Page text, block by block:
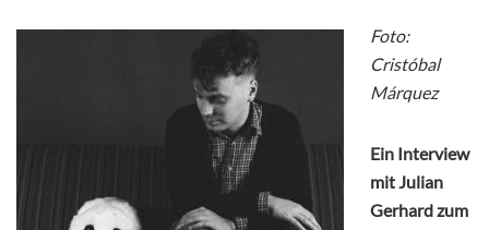
Foto:
Cristóbal
Márquez
Ein Interview
mit Julian
Gerhard zum